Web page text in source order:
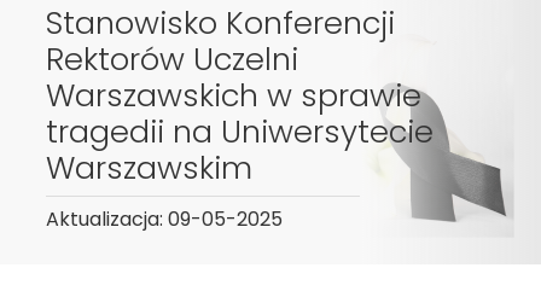
Stanowisko Konferencji
Rektorów Uczelni
Warszawskich w sprawie
tragedii na Uniwersytecie
Warszawskim
Aktualizacja: 09-05-2025